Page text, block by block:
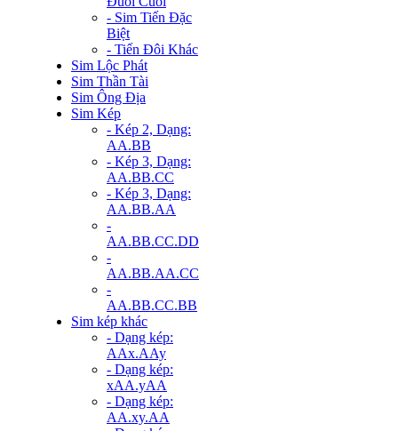
- Sim Tiến Đặc
Biệt
- Tiến Đôi Khác
Sim Lộc Phát
Sim Thần Tài
Sim Ông Địa
Sim Kép
- Kép 2, Dạng:
AA.BB
- Kép 3, Dạng:
AA.BB.CC
- Kép 3, Dạng:
AA.BB.AA
-
AA.BB.CC.DD
-
AA.BB.AA.CC
-
AA.BB.CC.BB
Sim kép khác
- Dạng kép:
AAx.AAy
- Dạng kép:
xAA.yAA
- Dạng kép:
AA.xy.AA